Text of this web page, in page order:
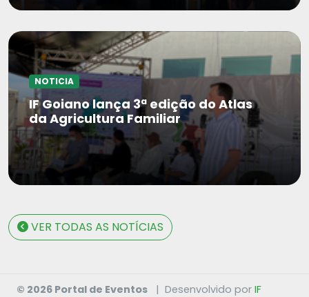
NOTICIA
IF Goiano lança 3ª edição do Atlas
da Agricultura Familiar
VER TODAS AS NOTÍCIAS
© 2026 Portal de Eventos | Desenvolvido por IF